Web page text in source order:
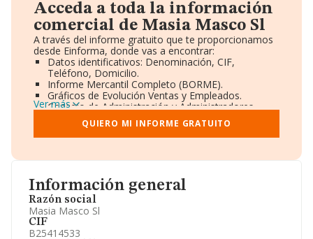
Información general
Razón social
Masia Masco Sl
CIF
B25414533
Acceda a toda la información
comercial de Masia Masco Sl
A través del informe gratuito que te proporcionamos
desde Einforma, donde vas a encontrar:
Datos identificativos: Denominación, CIF,
Teléfono, Domicilio.
Informe Mercantil Completo (BORME).
Gráficos de Evolución Ventas y Empleados.
Consejo de Administración y Administradores.
Directivos y Ejecutivos.
Accionistas.
Participaciones y Vinculaciones en otras empresas.
Información oficial y registral complementaria.
Ver más
QUIERO MI INFORME GRATUITO